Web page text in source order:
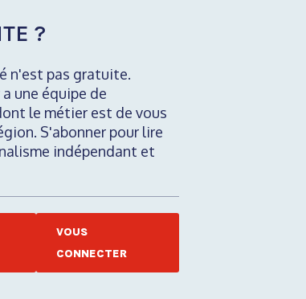
?
n'est pas gratuite.
une équipe de
le métier est de vous
S'abonner pour lire
indépendant et
VOUS
CONNECTER